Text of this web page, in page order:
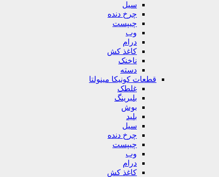
سیل
چرخ دنده
چیپست
وب
درام
کاغذ کش
ناخنک
دسته
قطعات کونیکا مینولتا
غلطک
بلبرینگ
بوش
بلید
سیل
چرخ دنده
چیپست
وب
درام
کاغذ کش